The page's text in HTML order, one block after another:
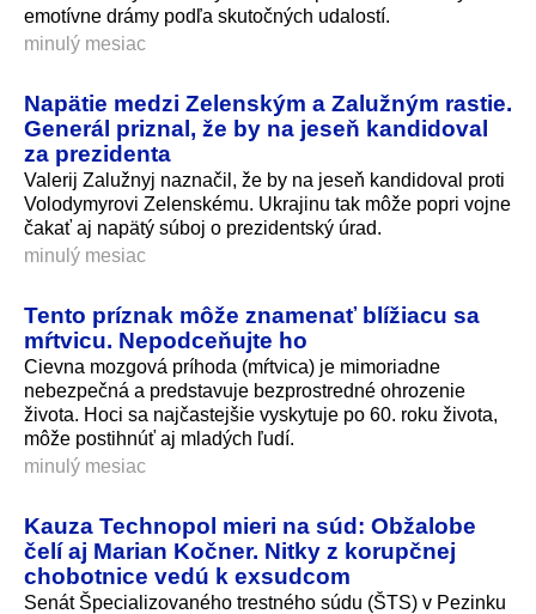
emotívne drámy podľa skutočných udalostí.
minulý mesiac
Napätie medzi Zelenským a Zalužným rastie.
Generál priznal, že by na jeseň kandidoval
za prezidenta
Valerij Zalužnyj naznačil, že by na jeseň kandidoval proti
Volodymyrovi Zelenskému. Ukrajinu tak môže popri vojne
čakať aj napätý súboj o prezidentský ú­rad.
minulý mesiac
Tento príznak môže znamenať blížiacu sa
mŕtvicu. Nepodceňujte ho
Cievna mozgová príhoda (mŕtvica) je mimoriadne
nebezpečná a predstavuje bezprostredné ohrozenie
života. Hoci sa najčastejšie vyskytuje po 60. roku života,
môže postihnúť aj mladých ľudí.
minulý mesiac
Kauza Technopol mieri na súd: Obžalobe
čelí aj Marian Kočner. Nitky z korupčnej
chobotnice vedú k exsudcom
Senát Špecializovaného trestného súdu (ŠTS) v Pezinku